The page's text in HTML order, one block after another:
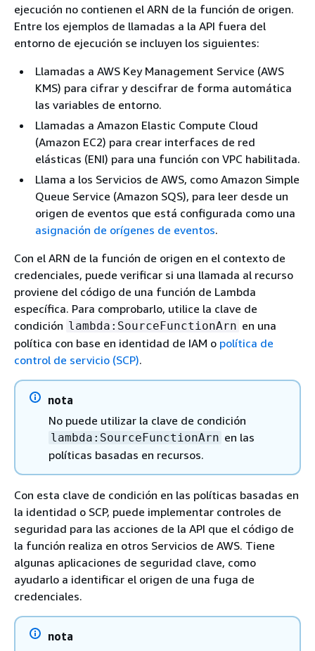
ejecución no contienen el ARN de la función de origen.
Entre los ejemplos de llamadas a la API fuera del
entorno de ejecución se incluyen los siguientes:
Llamadas a AWS Key Management Service (AWS
KMS) para cifrar y descifrar de forma automática
las variables de entorno.
Llamadas a Amazon Elastic Compute Cloud
(Amazon EC2) para crear interfaces de red
elásticas (ENI) para una función con VPC habilitada.
Llama a los Servicios de AWS, como Amazon Simple
Queue Service (Amazon SQS), para leer desde un
origen de eventos que está configurada como una
asignación de orígenes de eventos.
Con el ARN de la función de origen en el contexto de
credenciales, puede verificar si una llamada al recurso
proviene del código de una función de Lambda
específica. Para comprobarlo, utilice la clave de
condición lambda:SourceFunctionArn en una
política con base en identidad de IAM o política de
control de servicio (SCP).
nota
No puede utilizar la clave de condición
lambda:SourceFunctionArn en las
políticas basadas en recursos.
Con esta clave de condición en las políticas basadas en
la identidad o SCP, puede implementar controles de
seguridad para las acciones de la API que el código de
la función realiza en otros Servicios de AWS. Tiene
algunas aplicaciones de seguridad clave, como
ayudarlo a identificar el origen de una fuga de
credenciales.
nota